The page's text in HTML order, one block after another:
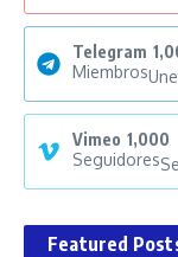
Telegram
Miembros
Vimeo 1,000
Seguidores
Featured